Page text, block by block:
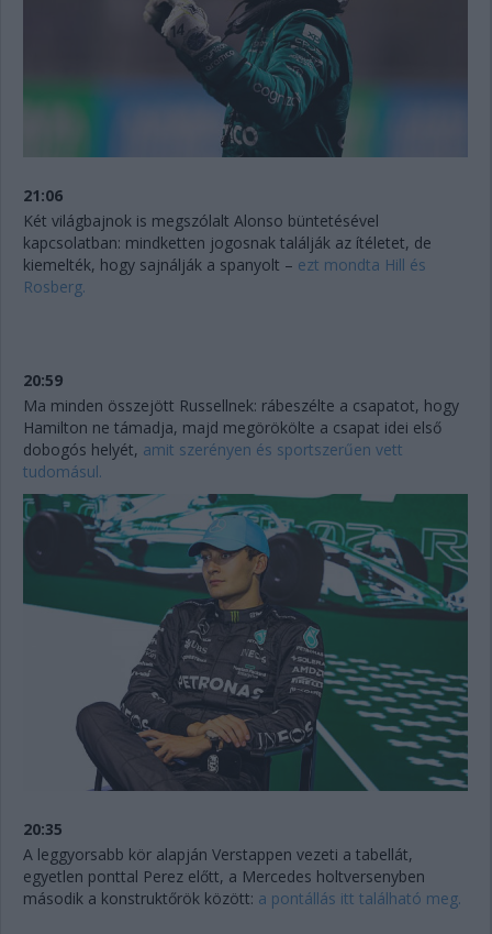
21:06
Két világbajnok is megszólalt Alonso büntetésével
kapcsolatban: mindketten jogosnak találják az ítéletet, de
kiemelték, hogy sajnálják a spanyolt – ezt mondta Hill és
Rosberg.
20:59
Ma minden összejött Russellnek: rábeszélte a csapatot, hogy
Hamilton ne támadja, majd megörökölte a csapat idei első
dobogós helyét, amit szerényen és sportszerűen vett
tudomásul.
20:35
A leggyorsabb kör alapján Verstappen vezeti a tabellát,
egyetlen ponttal Perez előtt, a Mercedes holtversenyben
második a konstruktőrök között: a pontállás itt található meg.